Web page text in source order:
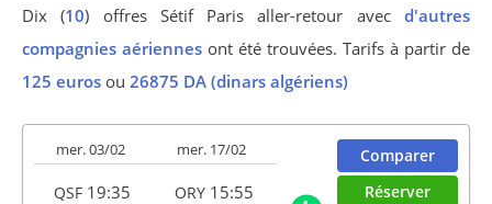
Dix (10) offres Sétif Paris aller-retour avecd'autres
compagnies aériennes ont été trouvées. Tarifs à partir de
125 euros ou 26875 DA (dinars algériens)
mer. 03/02
QSF 19:35
mer. 17/02
ORY 15:55
Comparer
Réserver